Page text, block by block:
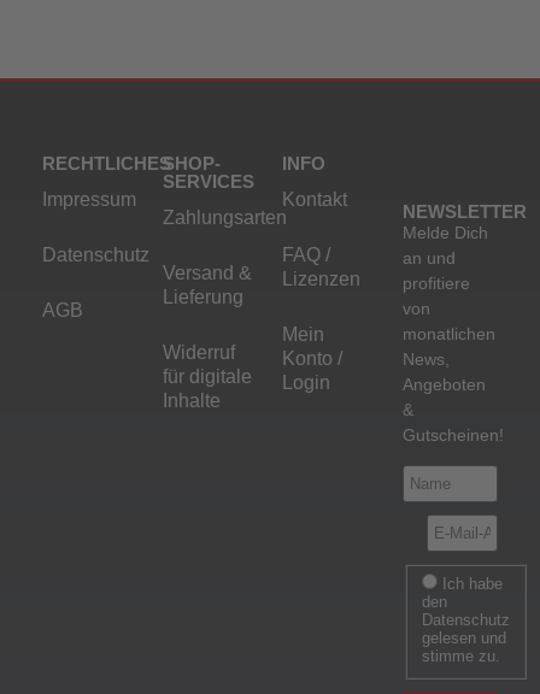
RECHTLICHES
Impressum
Datenschutz
AGB
SHOP-
SERVICES
Zahlungsarten
Versand &
Lieferung
Widerruf
für digitale
Inhalte
INFO
Kontakt
FAQ /
Lizenzen
Mein
Konto /
Login
NEWSLETTER
Melde Dich
an und
profitiere
von
monatlichen
News,
Angeboten
&
Gutscheinen!
den
Datenschutz
gelesen und
stimme zu.